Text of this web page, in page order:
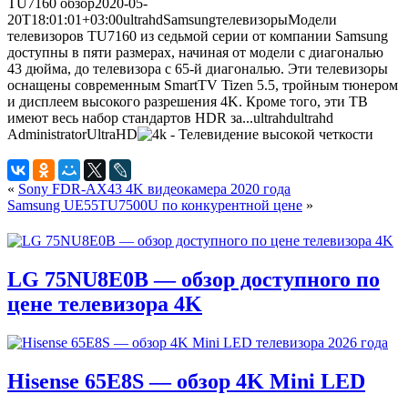
20T18:01:01+03:00ultrahdSamsungтелевизорыМодели
телевизоров TU7160 из седьмой серии от компании Samsung
доступны в пяти размерах, начиная от модели с диагональю
43 дюйма, до телевизора с 65-й диагональю. Эти телевизоры
оснащены современным SmartTV Tizen 5.5, тройным тюнером
и дисплеем высокого разрешения 4K. Кроме того, эти ТВ
имеют весь набор стандартов HDR за...ultrahdultrahd
AdministratorUltraHD
« Sony FDR-AX43 4K видеокамера 2020 года
Samsung UE55TU7500U по конкурентной цене »
LG 75NU8E0B — обзор доступного по
цене телевизора 4K
Hisense 65E8S — обзор 4K Mini LED